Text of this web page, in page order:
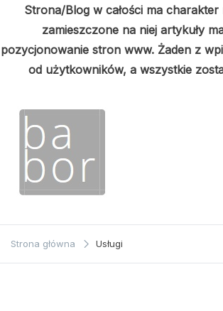
Strona/Blog w całości ma
zamieszczone na niej artykuły
pozycjonowanie stron www. Żaden z
od użytkowników, a wszystkie
treści
Babor
Strona główna Usługi